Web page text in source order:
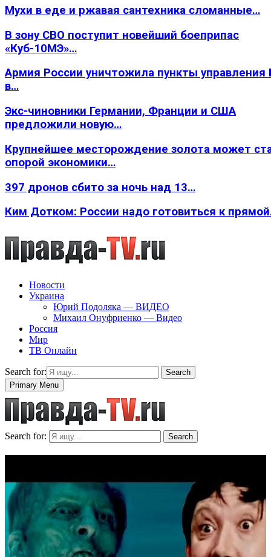
Мухи в еде и ржавая сантехника сломанные…
В зону СВО поступит новейший боеприпас
«Куб-10МЭ»…
Армия России уничтожила пункты
в…
Экс-чиновники Германии, Франции и США
предложили новую…
Крупнейшее месторождение золота может
опорой экономики…
397 дронов сбито за ночь над 13…
Ким Дотком: России надо готовиться к
Новости
Украина
Юрий Подоляка — ВИДЕО
Михаил Онуфриенко — Видео
Россия
Мир
ТВ Онлайн
Search for:
Search
Primary Menu
Search for: Search